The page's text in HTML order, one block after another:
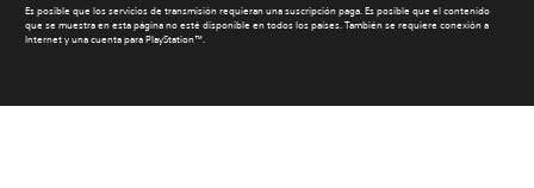
Es posible que los servicios de transmisión requieran una suscripción paga. Es posible que el contenido
que se muestra en esta página no esté disponible en todos los países. También se requiere conexión a
Internet y una cuenta para PlayStation™.